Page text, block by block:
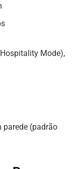
Mode),
parede (padrão